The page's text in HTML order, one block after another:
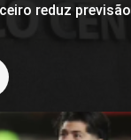
reduz